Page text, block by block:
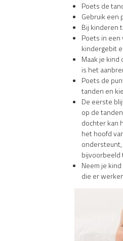
Poets de
Gebruik een
Bij kinderen
Poets in een
kindergebit
Maak je
is het
Poets de
tanden en
De eerste
op de
dochter kan
het hoofd
bijvoorbeeld
Neem je
die er